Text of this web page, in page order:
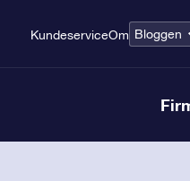
KundeserviceOm Bloggen